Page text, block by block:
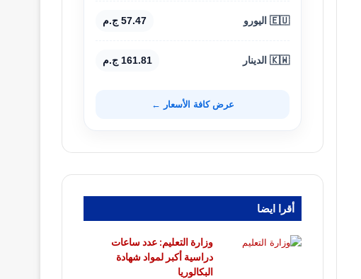
🇪🇺 اليورو 57.47 ج.م
🇰🇼 الدينار 161.81 ج.م
عرض كافة الأسعار ←
أقرا ايضا
وزارة التعليم: عدد ساعات
دراسية أكبر لمواد شهادة
البكالوريا